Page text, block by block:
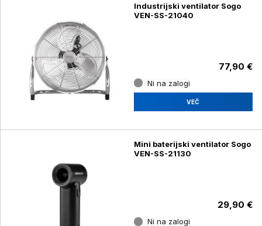
Industrijski ventilator Sogo
VEN-SS-21040
77,90 €
Ni na zalogi
VEČ
Mini baterijski ventilator Sogo
VEN-SS-21130
29,90 €
Ni na zalogi